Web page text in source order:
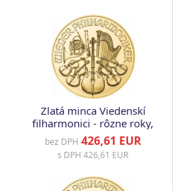
Zlatá minca Viedenskí
filharmonici - rôzne roky,
1/10 oz
bez DPH 426,61 EUR
s DPH 426,61 EUR